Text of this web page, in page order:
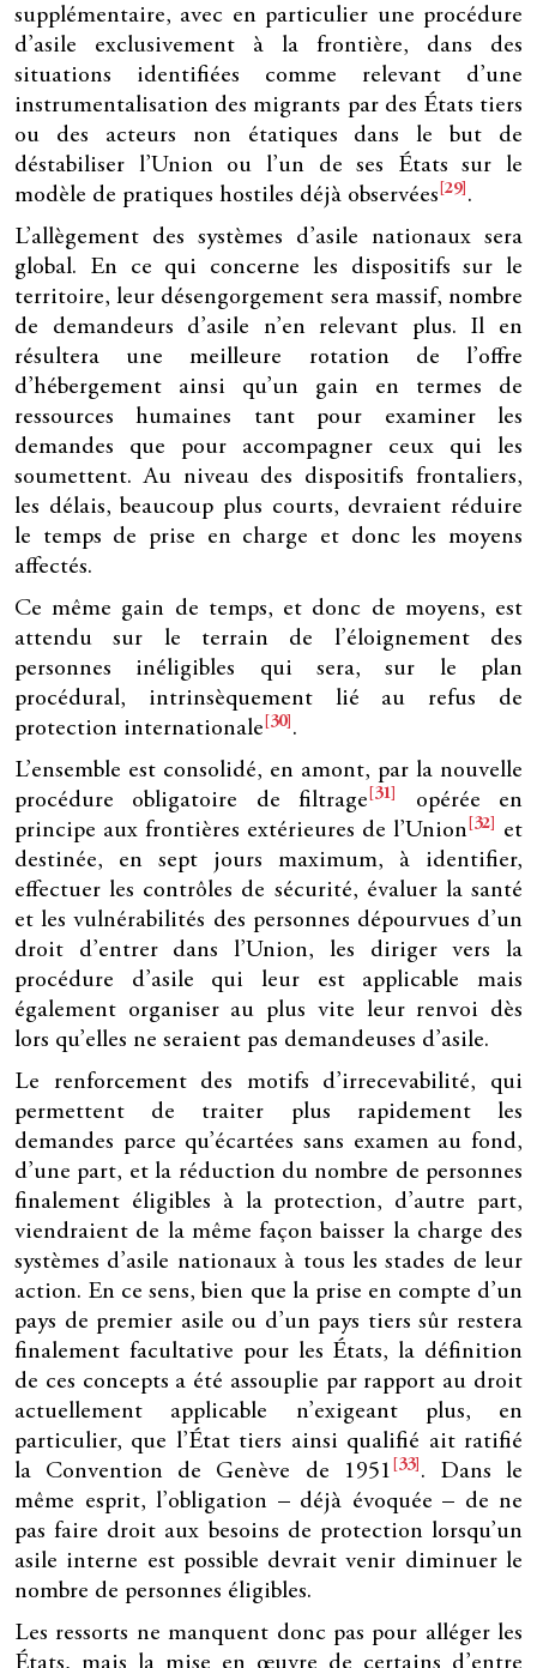
supplémentaire, avec en particulier une procédure
d’asile exclusivement à la frontière, dans des
situations identifiées comme relevant d’une
instrumentalisation des migrants par des États tiers
ou des acteurs non étatiques dans le but de
déstabiliser l’Union ou l’un de ses États sur le
modèle de pratiques hostiles déjà observées [29] .
L’allègement des systèmes d’asile nationaux sera
global. En ce qui concerne les dispositifs sur le
territoire, leur désengorgement sera massif, nombre
de demandeurs d’asile n’en relevant plus. Il en
résultera une meilleure rotation de l’offre
d’hébergement ainsi qu’un gain en termes de
ressources humaines tant pour examiner les
demandes que pour accompagner ceux qui les
soumettent. Au niveau des dispositifs frontaliers,
les délais, beaucoup plus courts, devraient réduire
le temps de prise en charge et donc les moyens
affectés.
Ce même gain de temps, et donc de moyens, est
attendu sur le terrain de l’éloignement des
personnes inéligibles qui sera, sur le plan
procédural, intrinsèquement lié au refus de
protection internationale [30] .
L’ensemble est consolidé, en amont, par la nouvelle
procédure obligatoire de filtrage [31]
opérée en
principe aux frontières extérieures de l’Union [32]
et
destinée, en sept jours maximum, à identifier,
effectuer les contrôles de sécurité, évaluer la santé
et les vulnérabilités des personnes dépourvues d’un
droit d’entrer dans l’Union, les diriger vers la
procédure d’asile qui leur est applicable mais
également organiser au plus vite leur renvoi dès
lors qu’elles ne seraient pas demandeuses d’asile.
Le renforcement des motifs d’irrecevabilité, qui
permettent de traiter plus rapidement les
demandes parce qu’écartées sans examen au fond,
d’une part, et la réduction du nombre de personnes
finalement éligibles à la protection, d’autre part,
viendraient de la même façon baisser la charge des
systèmes d’asile nationaux à tous les stades de leur
action. En ce sens, bien que la prise en compte d’un
pays de premier asile ou d’un pays tiers sûr restera
finalement facultative pour les États, la définition
de ces concepts a été assouplie par rapport au droit
actuellement applicable n’exigeant plus, en
particulier, que l’État tiers ainsi qualifié ait ratifié
la Convention de Genève de 1951 [33] . Dans le
même esprit, l’obligation – déjà évoquée – de ne
pas faire droit aux besoins de protection lorsqu’un
asile interne est possible devrait venir diminuer le
nombre de personnes éligibles.
Les ressorts ne manquent donc pas pour alléger les